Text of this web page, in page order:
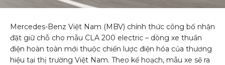
Mercedes-Benz Việt Nam (MBV) chính thức công bố nhận
đặt giữ chỗ cho mẫu CLA 200 electric – dòng xe thuần
điện hoàn toàn mới thuộc chiến lược điện hóa của thương
hiệu tại thị trường Việt Nam. Theo kế hoạch, mẫu xe sẽ ra